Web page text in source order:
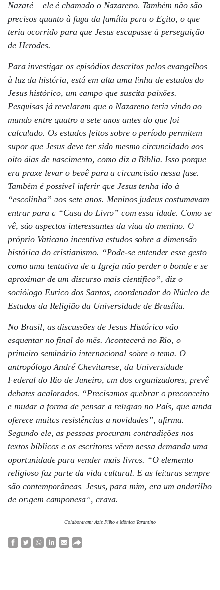
Nazaré – ele é chamado o Nazareno. Também não são
precisos quanto à fuga da família para o Egito, o que
teria ocorrido para que Jesus escapasse à perseguição
de Herodes.
Para investigar os episódios descritos pelos evangelhos
à luz da história, está em alta uma linha de estudos do
Jesus histórico, um campo que suscita paixões.
Pesquisas já revelaram que o Nazareno teria vindo ao
mundo entre quatro a sete anos antes do que foi
calculado. Os estudos feitos sobre o período permitem
supor que Jesus deve ter sido mesmo circuncidado aos
oito dias de nascimento, como diz a Bíblia. Isso porque
era praxe levar o bebê para a circuncisão nessa fase.
Também é possível inferir que Jesus tenha ido à
“escolinha” aos sete anos. Meninos judeus costumavam
entrar para a “Casa do Livro” com essa idade. Como se
vê, são aspectos interessantes da vida do menino. O
próprio Vaticano incentiva estudos sobre a dimensão
histórica do cristianismo. “Pode-se entender esse gesto
como uma tentativa de a Igreja não perder o bonde e se
aproximar de um discurso mais científico”, diz o
sociólogo Eurico dos Santos, coordenador do Núcleo de
Estudos da Religião da Universidade de Brasília.
No Brasil, as discussões de Jesus Histórico vão
esquentar no final do mês. Acontecerá no Rio, o
primeiro seminário internacional sobre o tema. O
antropólogo André Chevitarese, da Universidade
Federal do Rio de Janeiro, um dos organizadores, prevê
debates acalorados. “Precisamos quebrar o preconceito
e mudar a forma de pensar a religião no País, que ainda
oferece muitas resistências a novidades”, afirma.
Segundo ele, as pessoas procuram contradições nos
textos bíblicos e os escritores vêem nessa demanda uma
oportunidade para vender mais livros. “O elemento
religioso faz parte da vida cultural. E as leituras sempre
são contemporâneas. Jesus, para mim, era um andarilho
de origem camponesa”, crava.
Colaboraram: Aziz Filho e Mônica Tarantino